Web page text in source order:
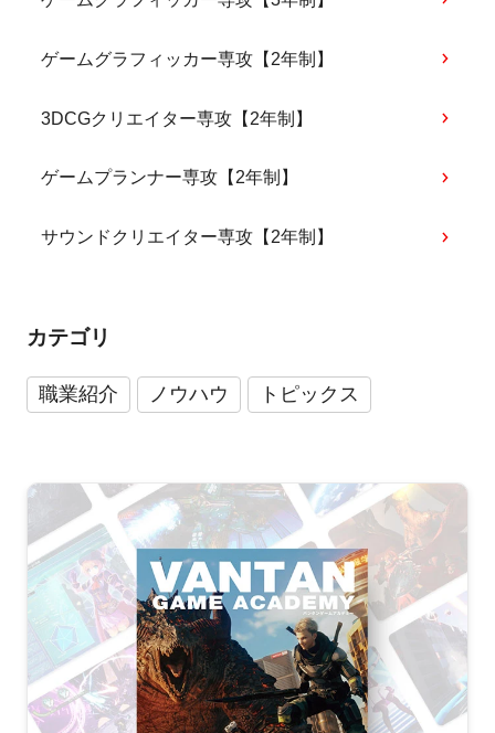
ゲームグラフィッカー専攻【2年制】
3DCGクリエイター専攻【2年制】
ゲームプランナー専攻【2年制】
サウンドクリエイター専攻【2年制】
カテゴリ
職業紹介 ノウハウ トピックス